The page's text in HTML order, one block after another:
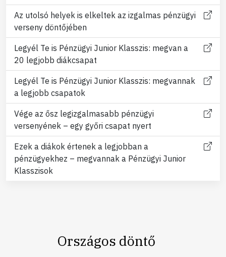
Az utolsó helyek is elkeltek az izgalmas pénzügyi
verseny döntőjében
Legyél Te is Pénzügyi Junior Klasszis: megvan a
20 legjobb diákcsapat
Legyél Te is Pénzügyi Junior Klasszis: megvannak
a legjobb csapatok
Vége az ősz legizgalmasabb pénzügyi
versenyének – egy győri csapat nyert
Ezek a diákok értenek a legjobban a
pénzügyekhez – megvannak a Pénzügyi Junior
Klasszisok
Országos döntő